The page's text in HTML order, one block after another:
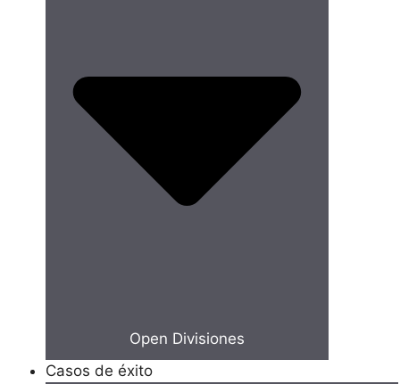
Open Divisiones
Casos de éxito